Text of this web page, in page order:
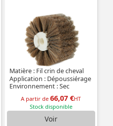
Matière : Fil crin de cheval
Application : Dépoussiérage
Environnement : Sec
A partir de66,07 €HT
Stock disponible
Voir